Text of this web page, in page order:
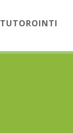
TUTOROINTI